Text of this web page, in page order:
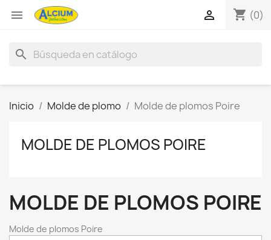
 shopping_cart (0)

search
Inicio Molde de plomo Molde de plomos Poire
MOLDE DE PLOMOS POIRE
MOLDE DE PLOMOS POIRE
Molde de plomos Poire